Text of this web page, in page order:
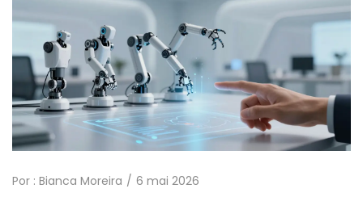
Por : Bianca Moreira 6 mai 2026